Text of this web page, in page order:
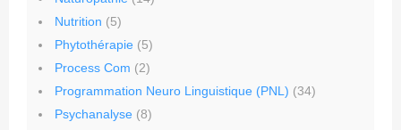
Nutrition (5)
Phytothérapie (5)
Process Com (2)
Programmation Neuro Linguistique (PNL) (34)
Psychanalyse (8)